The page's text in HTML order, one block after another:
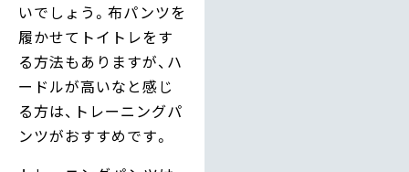
いでしょう。布パンツを
履かせてトイトレをす
る方法もありますが、ハ
ードルが高いなと感じ
る方は、トレーニングパ
ンツがおすすめです。